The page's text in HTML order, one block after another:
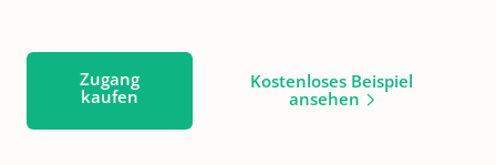
Zugang
kaufen
Kostenloses Beispiel
ansehen